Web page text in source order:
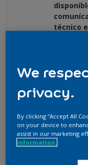
técnico
We
privacy.
By clicking “Accept All
on your device to
assist in our marketing
information.